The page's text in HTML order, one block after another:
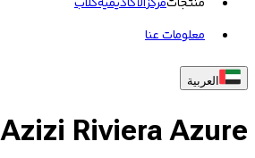
معلومات عنا
العربية
Azizi Riviera Azure